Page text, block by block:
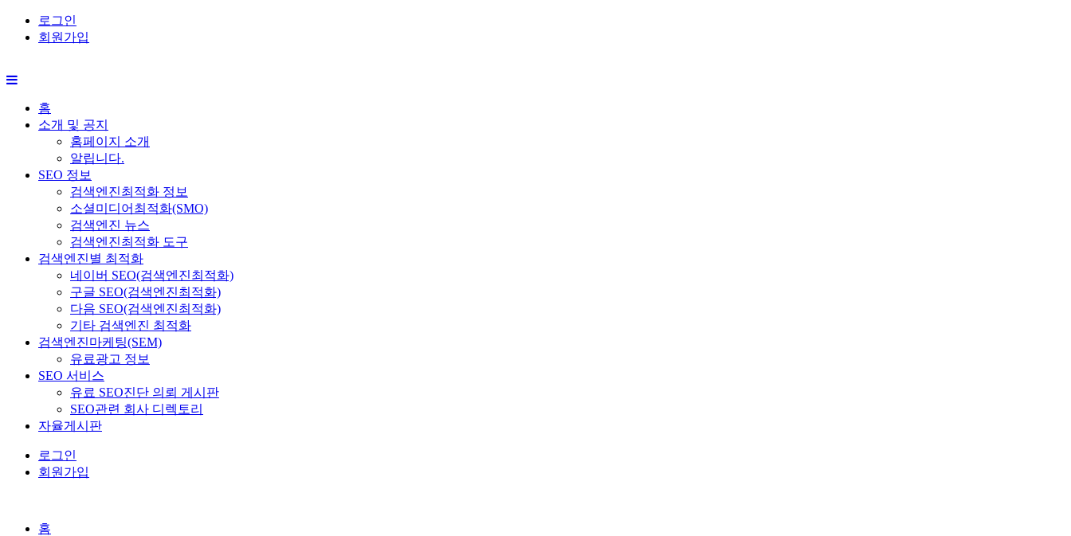
로그인
회원가입
홈
소개 및 공지
홈페이지 소개
알립니다.
SEO 정보
검색엔진최적화 정보
소셜미디어최적화(SMO)
검색엔진 뉴스
검색엔진최적화 도구
검색엔진별 최적화
네이버 SEO(검색엔진최적화)
구글 SEO(검색엔진최적화)
다음 SEO(검색엔진최적화)
기타 검색엔진 최적화
검색엔진마케팅(SEM)
유료광고 정보
SEO 서비스
유료 SEO진단 의뢰 게시판
SEO관련 회사 디렉토리
자율게시판
로그인
회원가입
홈